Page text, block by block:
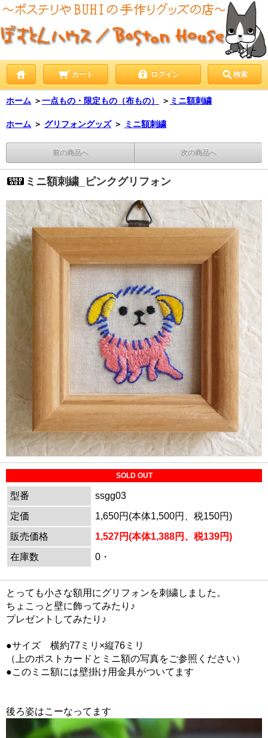
カート ログイン 検索
ホーム ＞一点もの・限定もの（布もの） ＞ ミニ額刺繍
ホーム ＞ グリフォングッズ ＞ ミニ額刺繍
前の商品へ 次の商品へ
ミニ額刺繍_ピンクグリフォン
SOLD OUT
型番
ssgg03
定価
1,650円(本体1,500円、税150円)
販売価格
1,527円(本体1,388円、税139円)
在庫数
0・
とっても小さな額用にグリフォンを刺繍しました。
ちょこっと壁に飾ってみたり♪
プレゼントしてみたり♪
●サイズ 横約77ミリ×縦76ミリ
（上のポストカードとミニ額の写真をご参照ください）
●このミニ額には壁掛け用金具がついてます
後ろ姿はこーなってます